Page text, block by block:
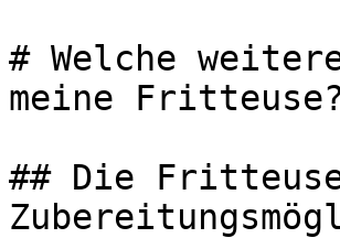
# Welche
meine
## Die